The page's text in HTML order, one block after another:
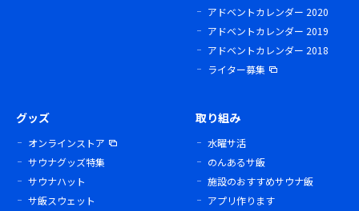
アドベントカレンダー 2020
アドベントカレンダー 2019
アドベントカレンダー 2018
ライター募集
グッズ
オンラインストア
サウナグッズ特集
サウナハット
サ飯スウェット
取り組み
水曜サ活
のんあるサ飯
施設のおすすめサウナ飯
アプリ作ります